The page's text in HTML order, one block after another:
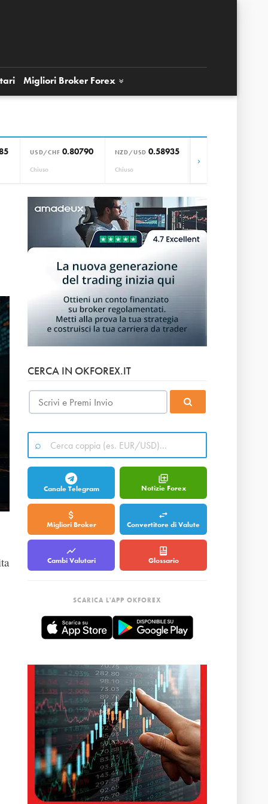
Migliori Broker Forex
USD/CHF 0.80790
Chiuso
NZD/USD 0.58935
Chiuso
›
CERCA IN OKFOREX.IT
Canale Telegram Notizie Forex
Migliori Broker Convertitore di Valute
Cambi Valutari Glossario
SCARICA L'APP OKFOREX